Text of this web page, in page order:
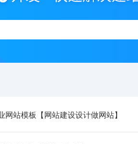
网站模板【网站建设设计做网站】